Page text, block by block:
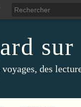
sur
des